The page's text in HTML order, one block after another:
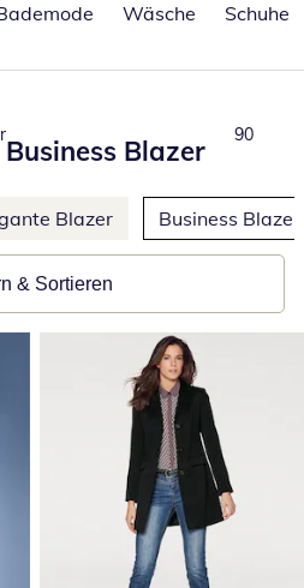
Wäsche Schuhe
Business Blazer
Produkte
90
Blazer Business Blazer
& Sortieren